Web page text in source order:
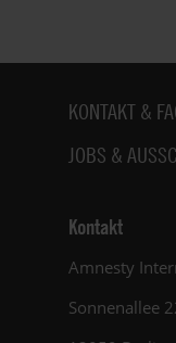
Fußbereich
KONTAKT &
JOBS &
Kontakt
Amnesty
Sonnenallee